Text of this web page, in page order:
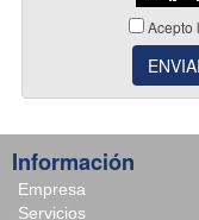
Acepto
Información
Empresa
Servicios